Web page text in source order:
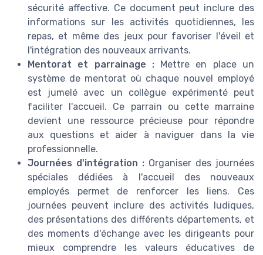
sécurité affective. Ce document peut inclure des
informations sur les activités quotidiennes, les
repas, et même des jeux pour favoriser l'éveil et
l'intégration des nouveaux arrivants.
Mentorat et parrainage :Mettre en place un
système de mentorat où chaque nouvel employé
est jumelé avec un collègue expérimenté peut
faciliter l'accueil. Ce parrain ou cette marraine
devient une ressource précieuse pour répondre
aux questions et aider à naviguer dans la vie
professionnelle.
Journées d'intégration : Organiser des journées
spéciales dédiées à l'accueil des nouveaux
employés permet de renforcer les liens. Ces
journées peuvent inclure des activités ludiques,
des présentations des différents départements, et
des moments d'échange avec les dirigeants pour
mieux comprendre les valeurs éducatives de